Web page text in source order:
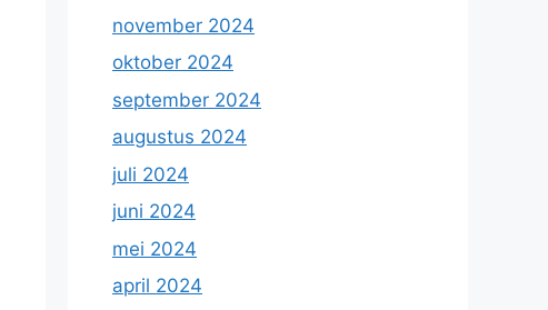
november 2024
oktober 2024
september 2024
augustus 2024
juli 2024
juni 2024
mei 2024
april 2024